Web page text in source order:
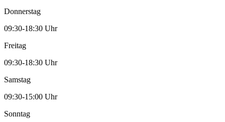
Donnerstag
09:30-18:30 Uhr
Freitag
09:30-18:30 Uhr
Samstag
09:30-15:00 Uhr
Sonntag